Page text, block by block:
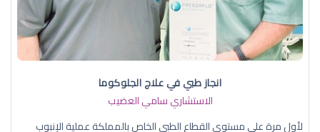
انجاز طبي في علاج الجلوكوما
الاستشاري سامي العضيب
لأول مرة على مستوى القطاع الطبي الخاص بالمملكة عملية الإنبوب